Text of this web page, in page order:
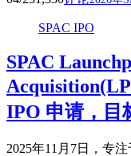
SPAC IPO
SPAC
IPO 申请，目
2025年11月7日，专